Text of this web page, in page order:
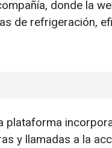
donde la
de refrigeración,
plataforma
y llamadas a la